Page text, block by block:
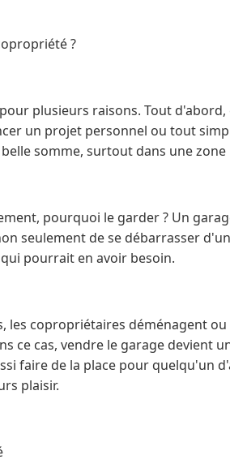
?
plusieurs raisons. Tout d'abord,
un projet personnel ou tout
somme, surtout dans une zone
pourquoi le garder ? Un
seulement de se débarrasser
pourrait en avoir besoin.
les copropriétaires déménagent
ce cas, vendre le garage devient
faire de la place pour quelqu'un
plaisir.